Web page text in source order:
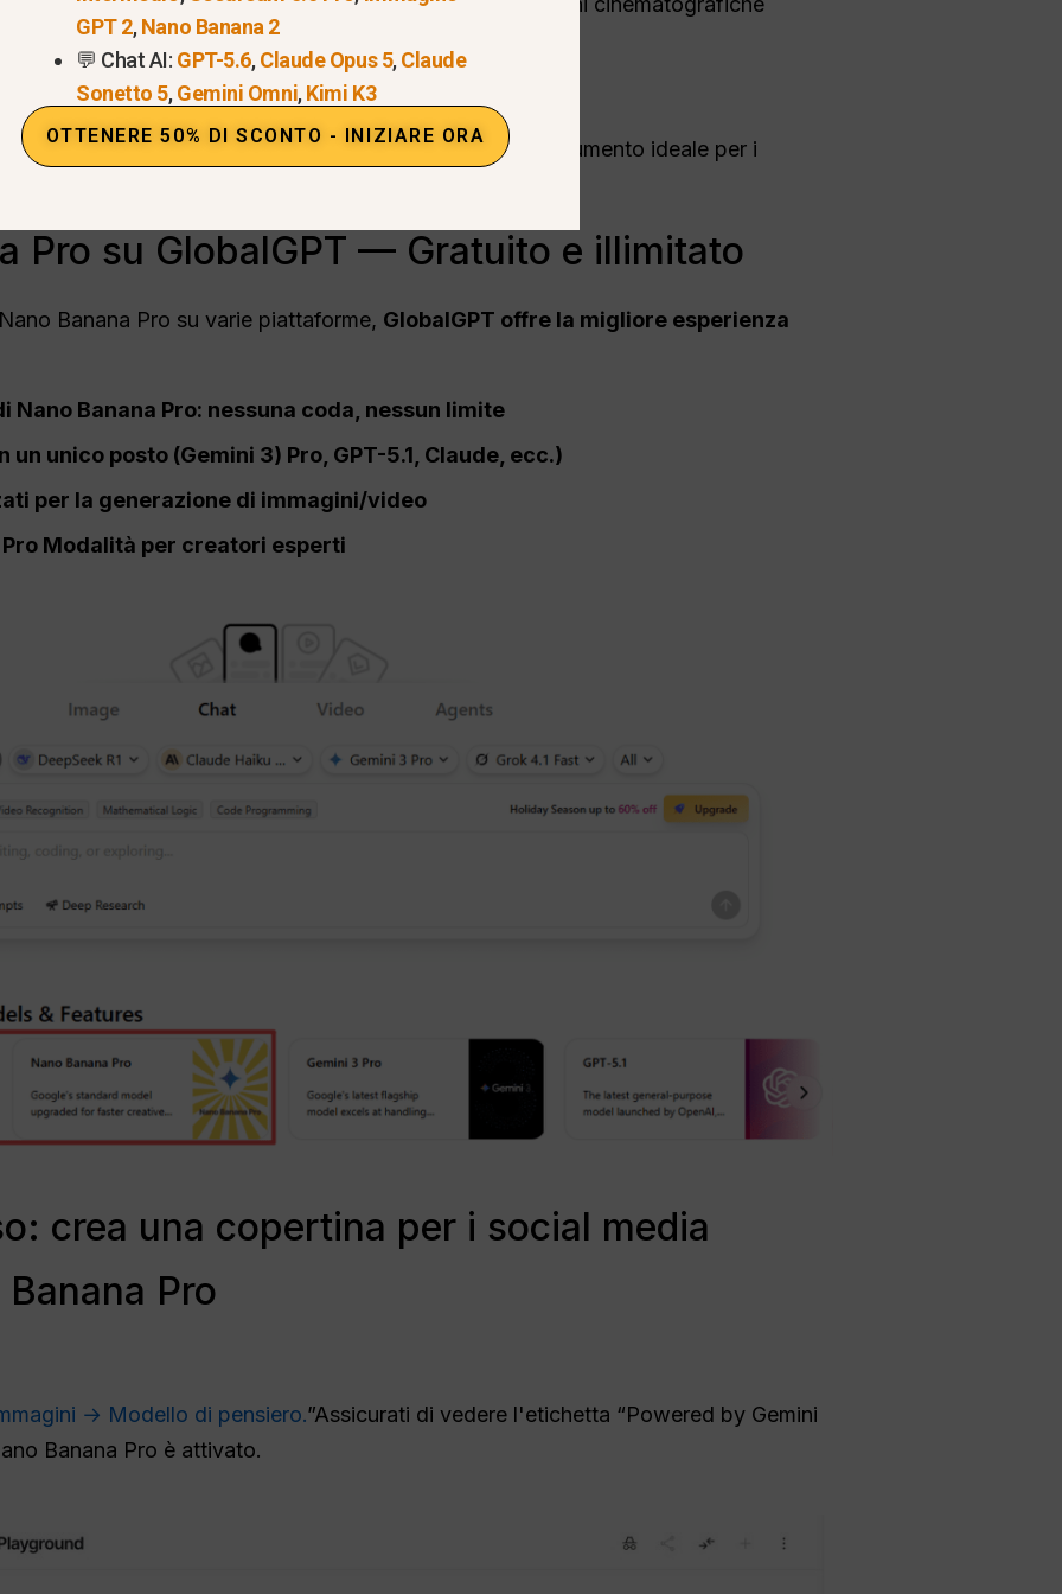
per mantenere la coerenza del marchio
TikTok, Facebook, dimensioni intestazione X
identità del marchio ed elementi di design lo rende lo strumento ideale per i
Pro su GlobalGPT — Gratuito e illimitato
Banana Pro su varie piattaforme, GlobalGPT offre la migliore esperienza
Nano Banana Pro: nessuna coda, nessun limite
un unico posto (Gemini 3) Pro, GPT-5.1, Claude, ecc.)
per la generazione di immagini/video
Pro Modalità per creatori esperti
crea una copertina per i social media
Pro
→ Modello di pensiero.”Assicurati di vedere l'etichetta “Powered by Gemini
Banana Pro è attivato.
GPT 2,Nano Banana 2
💬 Chat AI: GPT-5.6,Claude Opus 5,Claude
Sonetto 5,Gemini Omni,Kimi K3
OTTENERE 50% DI SCONTO - INIZIARE ORA